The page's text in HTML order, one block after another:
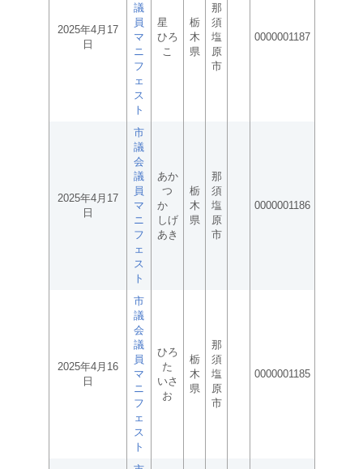
2025年4月17
日
議
員
マ
ニ
フ
ェ
ス
ト
星
ひろ
こ
栃
木
県
那
須
塩
原
市
0000001187
2025年4月17
日
市
議
会
議
員
マ
ニ
フ
ェ
ス
ト
あか
つ
か
しげ
あき
栃
木
県
那
須
塩
原
市
0000001186
2025年4月16
日
市
議
会
議
員
マ
ニ
フ
ェ
ス
ト
ひろ
た
いさ
お
栃
木
県
那
須
塩
原
市
0000001185